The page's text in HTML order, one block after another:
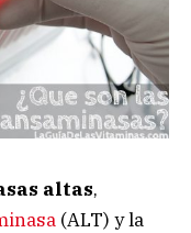
altas,
(ALT) y la